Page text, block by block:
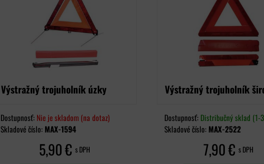
Výstražný trojuholník úzky
Dostupnosť: Nie je skladom (na dotaz)
Skladové číslo: MAX-1594
5,90 €s DPH
Výstražný trojuholník
Dostupnosť: Distribučný sklad (1-
Skladové číslo: MAX-2522
7,90 € s DPH